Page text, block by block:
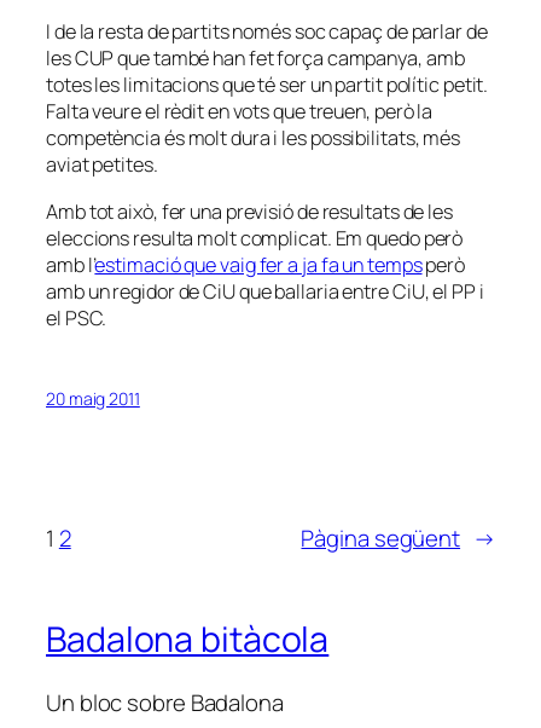
I de la resta de partits només soc capaç de parlar de
les CUP que també han fet força campanya, amb
totes les limitacions que té ser un partit polític petit.
Falta veure el rèdit en vots que treuen, però la
competència és molt dura i les possibilitats, més
aviat petites.
Amb tot això, fer una previsió de resultats de les
eleccions resulta molt complicat. Em quedo però
amb l’estimació que vaig fer a ja fa un tempsperò
amb un regidor de CiU que ballaria entre CiU, el PP i
el PSC.
20 maig 2011
1 2 Pàgina següent →
Badalona bitàcola
Un bloc sobre Badalona